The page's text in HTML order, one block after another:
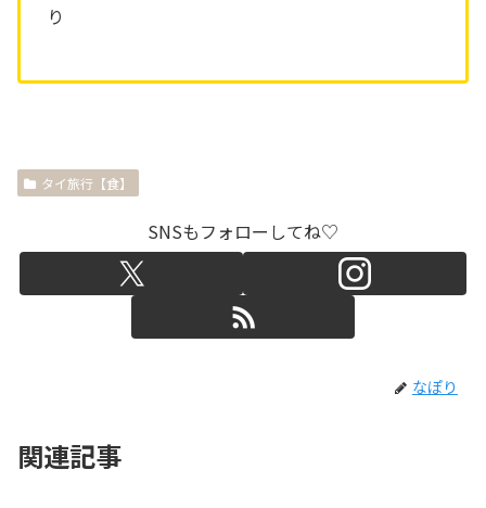
り
タイ旅行【食】
SNSもフォローしてね♡
なぽり
関連記事